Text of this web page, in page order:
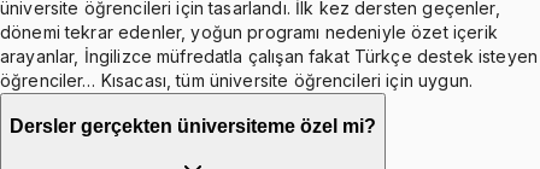
üniversite öğrencileri için tasarlandı. İlk kez dersten geçenler,
dönemi tekrar edenler, yoğun programı nedeniyle özet içerik
arayanlar, İngilizce müfredatla çalışan fakat Türkçe destek isteyen
öğrenciler… Kısacası, tüm üniversite öğrencileri için uygun.
Dersler gerçekten üniversiteme özel mi?